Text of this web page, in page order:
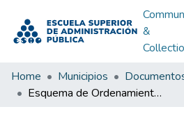
&
Home Municipios
Esquema de Ordenamiento Territorial Cachipay Cundinamarca 2000: EOT Cachipay Cundinamarca 2000